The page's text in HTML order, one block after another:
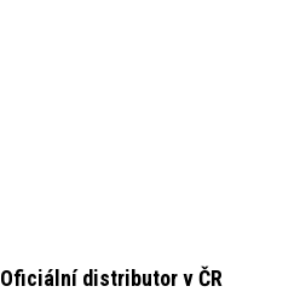
Oficiální distributor v ČR